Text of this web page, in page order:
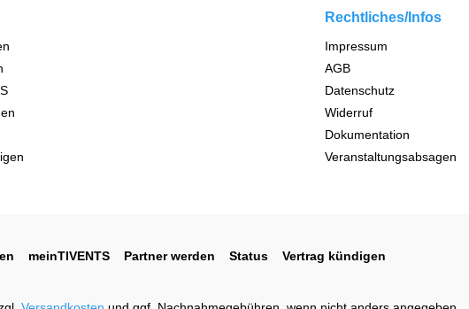
Rechtliches/Infos
Impressum
AGB
Datenschutz
Widerruf
Dokumentation
Veranstaltungsabsagen
meinTIVENTS Partner werden Status Vertrag kündigen